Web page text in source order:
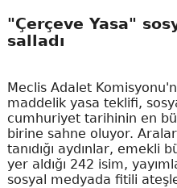
"Çerçeve Yasa"
salladı
Meclis Adalet
maddelik yasa teklifi,
cumhuriyet tarihinin en
birine sahne oluyor.
tanıdığı aydınlar, emekli
yer aldığı 242 isim,
sosyal medyada fitili